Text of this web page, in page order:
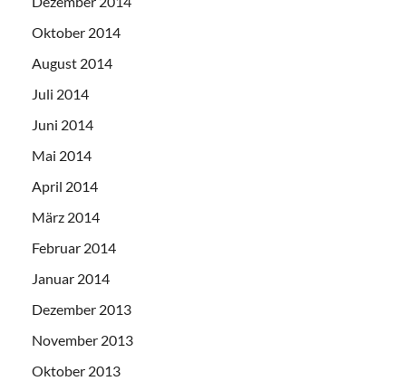
Oktober 2014
August 2014
Juli 2014
Juni 2014
Mai 2014
April 2014
März 2014
Februar 2014
Januar 2014
Dezember 2013
November 2013
Oktober 2013